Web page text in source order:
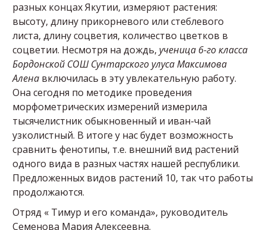
разных концах Якутии, измеряют растения:
высоту, длину прикорневого или стеблевого
листа, длину соцветия, количество цветков в
соцветии. Несмотря на дождь, ученица 6-го класса
Бордонской СОШ Сунтарского улуса Максимова
Алена включилась в эту увлекательную работу.
Она сегодня по методике проведения
морфометрических измерений измерила
тысячелистник обыкновенный и иван-чай
узколистный. В итоге у нас будет возможность
сравнить фенотипы, т.е. внешний вид растений
одного вида в разных частях нашей республики.
Предложенных видов растений 10, так что работы
продолжаются.
Отряд « Тимур и его команда», руководитель
Семенова Мария Алексеевна.